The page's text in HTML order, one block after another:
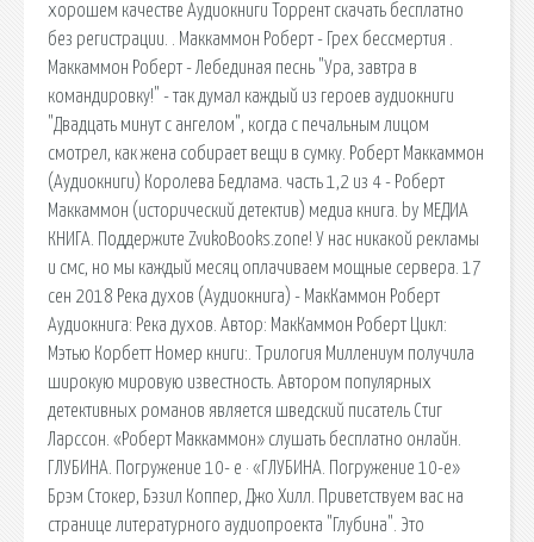
хорошем качестве Аудиокниги Торрент скачать бесплатно
без регистрации. . Маккаммон Роберт - Грех бессмертия .
Маккаммон Роберт - Лебединая песнь "Ура, завтра в
командировку!" - так думал каждый из героев аудиокниги
"Двадцать минут с ангелом", когда с печальным лицом
смотрел, как жена собирает вещи в сумку. Роберт Маккаммон
(Аудиокниги) Королева Бедлама. часть 1,2 из 4 - Роберт
Маккаммон (исторический детектив) медиа книга. by МЕДИА
КНИГА. Поддержите ZvukoBooks.zone! У нас никакой рекламы
и смс, но мы каждый месяц оплачиваем мощные сервера. 17
сен 2018 Река духов (Аудиокнига) - МакКаммон Роберт
Аудиокнига: Река духов. Автор: МакКаммон Роберт Цикл:
Мэтью Корбетт Номер книги:. Трилогия Миллениум получила
широкую мировую известность. Автором популярных
детективных романов является шведский писатель Стиг
Ларссон. «Роберт Маккаммон» слушать бесплатно онлайн.
ГЛУБИНА. Погружение 10- е · «ГЛУБИНА. Погружение 10-е»
Брэм Стокер, Бэзил Коппер, Джо Хилл. Приветствуем вас на
странице литературного аудиопроекта "Глубина". Это